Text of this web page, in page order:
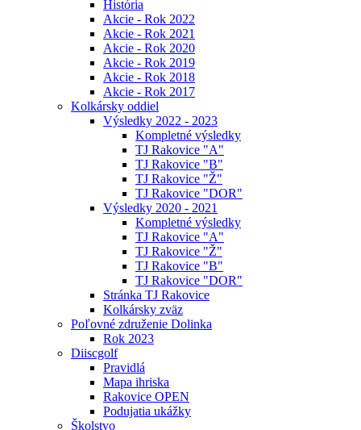
História
Akcie - Rok 2022
Akcie - Rok 2021
Akcie - Rok 2020
Akcie - Rok 2019
Akcie - Rok 2018
Akcie - Rok 2017
Kolkársky oddiel
Výsledky 2022 - 2023
Kompletné výsledky
TJ Rakovice "A"
TJ Rakovice "B"
TJ Rakovice "Ž"
TJ Rakovice "DOR"
Výsledky 2020 - 2021
Kompletné výsledky
TJ Rakovice "A"
TJ Rakovice "Ž"
TJ Rakovice "B"
TJ Rakovice "DOR"
Stránka TJ Rakovice
Kolkársky zväz
Poľovné združenie Dolinka
Rok 2023
Diiscgolf
Pravidlá
Mapa ihriska
Rakovice OPEN
Podujatia ukážky
Školstvo